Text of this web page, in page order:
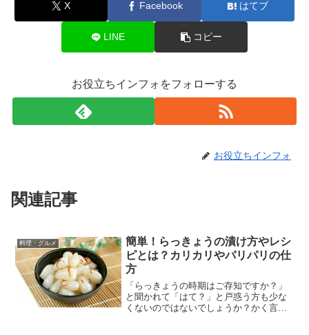
X Facebook はてブ
LINE コピー
お役立ちインフォをフォローする
お役立ちインフォ
関連記事
料理・グルメ
簡単！らっきょうの漬け方やレシ
ピとは？カリカリやパリパリの仕
方
「らっきょうの時期はご存知ですか？」
と聞かれて「はて？」と戸惑う方も少な
くないのではないでしょうか？かく言う